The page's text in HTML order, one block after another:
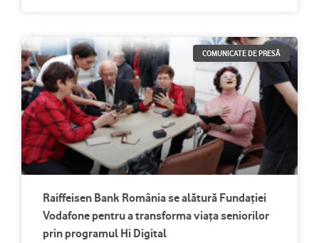
COMUNICATE DE PRESĂ
Raiffeisen Bank România se alătură Fundației
Vodafone pentru a transforma viața seniorilor
prin programul Hi Digital